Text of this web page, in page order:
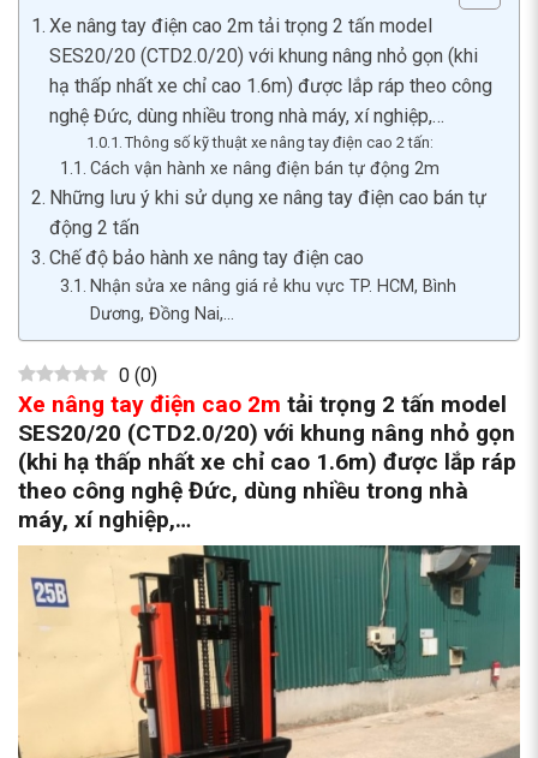
Xe nâng tay điện cao 2m tải trọng 2 tấn model
SES20/20 (CTD2.0/20) với khung nâng nhỏ gọn (khi
hạ thấp nhất xe chỉ cao 1.6m) được lắp ráp theo công
nghệ Đức, dùng nhiều trong nhà máy, xí nghiệp,…
Thông số kỹ thuật xe nâng tay điện cao 2 tấn:
Cách vận hành xe nâng điện bán tự động 2m
Những lưu ý khi sử dụng xe nâng tay điện cao bán tự
động 2 tấn
Chế độ bảo hành xe nâng tay điện cao
Nhận sửa xe nâng giá rẻ khu vực TP. HCM, Bình
Dương, Đồng Nai,…
0 (0)
Xe nâng tay điện cao 2m tải trọng 2 tấn model
SES20/20 (CTD2.0/20) với khung nâng nhỏ gọn
(khi hạ thấp nhất xe chỉ cao 1.6m) được lắp ráp
theo công nghệ Đức, dùng nhiều trong nhà
máy, xí nghiệp,…